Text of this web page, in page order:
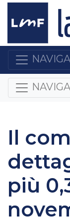
Il
più